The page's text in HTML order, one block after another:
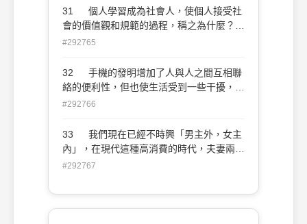
(丁)有助於社會秩序的維持 (戊)宗教對社
會發展影響很小 (A)甲丙戊 (B)甲乙丁
31 個人學習成為社會人，使個人接受社
會的價值觀和規範的過程，稱之為什麼？
(A)理性化 (B)公民化 (C)社會化 (D)規
#292765
32 手機的發明增加了人與人之間互相聯
絡的便利性，但也使生活受到一些干擾，甚
至連交通法規都須配合修改請問這些改變是
術 (B)經濟制度 (C)政治體系 (D)外來
文化
#292766
33 我們現在已經不時興「男主外，女主
內」，在現代這種高消費的時代，夫妻兩人
都有工作才有辦法支付一個家庭的開銷請問
重組家庭 (C)雙薪家庭 (D)隔代家庭
#292767